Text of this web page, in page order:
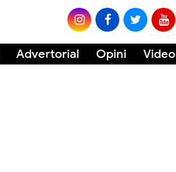
Advertorial Opini Video